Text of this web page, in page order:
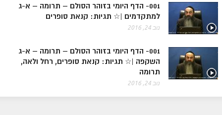
ספר הזוהר בראשית
ספר הזוהר בראשית א' מתחילים
ספר הזוהר בראשית ב' מתחילים
ספר הזוהר בראשית ב' מתקדמים
ספר הזוהר נח מתחילים
001- הדף היומי בזוהר הסולם – תרומה – א-ג
למתקדמים |☆ תגיות: קנאת סופרים
נוב 24, 2016
001- הדף היומי בזוהר הסולם – תרומה – א-ג
השקפה |☆ תגיות: קנאת סופרים, רחל ולאה,
תרומה
נוב 24, 2016